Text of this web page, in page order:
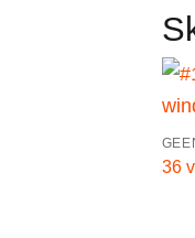
36